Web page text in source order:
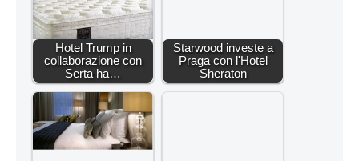
Hotel Trump in
collaborazione con
Serta ha…
Starwood investe a
Praga con l'Hotel
Sheraton